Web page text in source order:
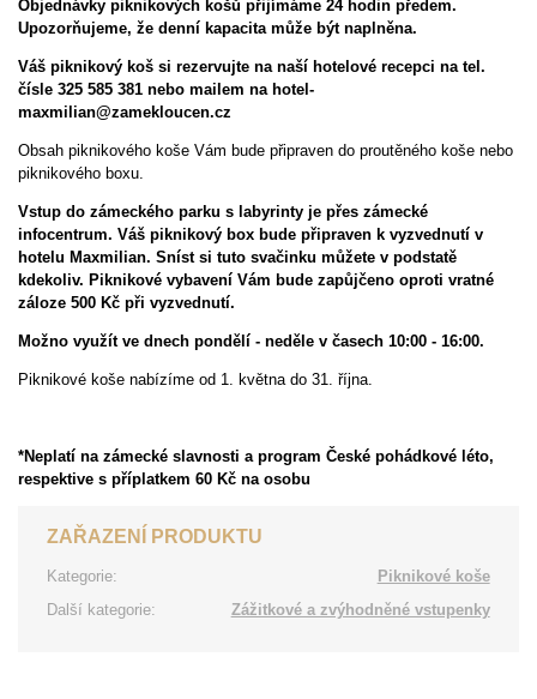
Objednávky piknikových košů přijímáme 24 hodin předem.
Upozorňujeme, že denní kapacita může být naplněna.
Váš piknikový koš si rezervujte na naší hotelové recepci na tel.
čísle 325 585 381 nebo mailem na hotel-
maxmilian@zamekloucen.cz
Obsah piknikového koše Vám bude připraven do proutěného koše nebo
piknikového boxu.
Vstup do zámeckého parku s labyrinty je přes zámecké
infocentrum. Váš piknikový box bude připraven k vyzvednutí v
hotelu Maxmilian. Sníst si tuto svačinku můžete v podstatě
kdekoliv. Piknikové vybavení Vám bude zapůjčeno oproti vratné
záloze 500 Kč při vyzvednutí.
Možno využít ve dnech pondělí - neděle v časech 10:00 - 16:00.
Piknikové koše nabízíme od 1. května do 31. října.
*Neplatí na zámecké slavnosti a program České pohádkové léto,
respektive s příplatkem 60 Kč na osobu
ZAŘAZENÍ PRODUKTU
Kategorie:
Piknikové koše
Další kategorie:
Zážitkové a zvýhodněné vstupenky